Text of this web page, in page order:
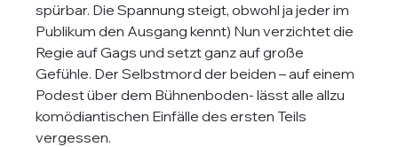
spürbar. Die Spannung steigt, obwohl ja jeder im
Publikum den Ausgang kennt) Nun verzichtet die
Regie auf Gags und setzt ganz auf große
Gefühle. Der Selbstmord der beiden – auf einem
Podest über dem Bühnenboden- lässt alle allzu
komödiantischen Einfälle des ersten Teils
vergessen.